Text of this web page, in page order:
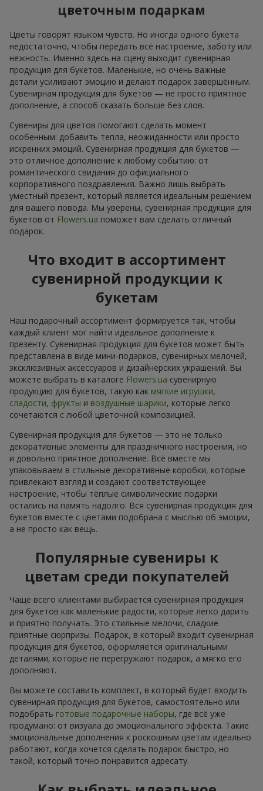
цветочным подаркам
Цветы говорят языком чувств. Но иногда одного букета
недостаточно, чтобы передать всё настроение, заботу или
нежность. Именно здесь на сцену выходит сувенирная
продукция для букетов. Маленькие, но очень важные
детали усиливают эмоцию и делают подарок завершённым.
Сувенирная продукция для букетов — не просто приятное
дополнение, а способ сказать больше без слов.
Сувениры для цветов помогают сделать момент
особенным: добавить тепла, неожиданности или просто
искренних эмоций. Сувенирная продукция для букетов —
это отличное дополнение к любому событию: от
романтического свидания до официального
корпоративного поздравления. Важно лишь выбрать
уместный презент, который является идеальным решением
для вашего повода. Мы уверены, сувенирная продукция для
букетов от Flowers.ua поможет вам сделать отличный
подарок.
Что входит в ассортимент
сувенирной продукции к
букетам
Наш подарочный ассортимент формируется так, чтобы
каждый клиент мог найти идеальное дополнение к
презенту. Сувенирная продукция для букетов может быть
представлена в виде мини-подарков, сувенирных мелочей,
эксклюзивных аксессуаров и дизайнерских украшений. Вы
можете выбрать в каталоге Flowers.ua сувенирную
продукцию для букетов, такую как мягкие игрушки,
сладости, фрукты и воздушные шарики, которые легко
сочетаются с любой цветочной композицией.
Сувенирная продукция для букетов — это не только
декоративные элементы для праздничного настроения, но
и довольно приятное дополнение. Всё вместе мы
упаковываем в стильные декоративные коробки, которые
привлекают взгляд и создают соответствующее
настроение, чтобы тёплые символические подарки
остались на память надолго. Вся сувенирная продукция для
букетов вместе с цветами подобрана с мыслью об эмоции,
а не просто как вещь.
Популярные сувениры к
цветам среди покупателей
Чаще всего клиентами выбирается сувенирная продукция
для букетов как маленькие радости, которые легко дарить
и приятно получать. Это стильные мелочи, сладкие
приятные сюрпризы. Подарок, в который входит сувенирная
продукция для букетов, оформляется оригинальными
деталями, которые не перегружают подарок, а мягко его
дополняют.
Вы можете составить комплект, в который будет входить
сувенирная продукция для букетов, самостоятельно или
подобрать готовые подарочные наборы, где всё уже
продумано: от визуала до эмоционального эффекта. Такие
эмоциональные дополнения к роскошным цветам идеально
работают, когда хочется сделать подарок быстро, но
такой, который точно понравится адресату.